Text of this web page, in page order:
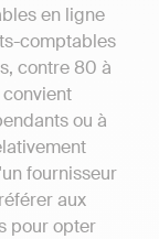
en ligne
comptables
contre 80 à
ou à
fournisseur
aux
pour opter